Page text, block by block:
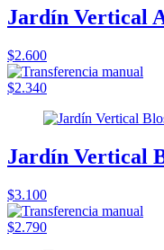
Jardín Vertical
$2.600
$2.340
Jardín Vertical
$3.100
$2.790